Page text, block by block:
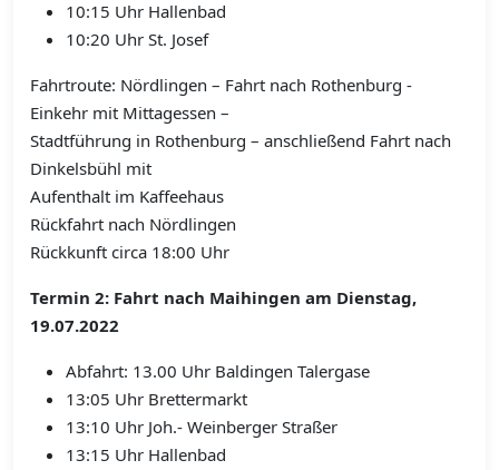
10:15 Uhr Hallenbad
10:20 Uhr St. Josef
Fahrtroute: Nördlingen – Fahrt nach Rothenburg -
Einkehr mit Mittagessen –
Stadtführung in Rothenburg – anschließend Fahrt nach
Dinkelsbühl mit
Aufenthalt im Kaffeehaus
Rückfahrt nach Nördlingen
Rückkunft circa 18:00 Uhr
Termin 2: Fahrt nach Maihingen am Dienstag,
19.07.2022
Abfahrt: 13.00 Uhr Baldingen Talergase
13:05 Uhr Brettermarkt
13:10 Uhr Joh.- Weinberger Straßer
13:15 Uhr Hallenbad